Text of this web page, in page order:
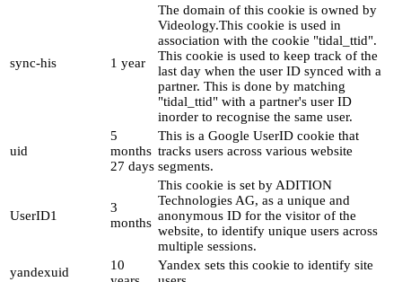
sync-his 1 year
The domain of this cookie is owned by
Videology.This cookie is used in
association with the cookie "tidal_ttid".
This cookie is used to keep track of the
last day when the user ID synced with a
partner. This is done by matching
"tidal_ttid" with a partner's user ID
inorder to recognise the same user.
uid
5
months
27 days
This is a Google UserID cookie that
tracks users across various website
segments.
UserID1
3
months
This cookie is set by ADITION
Technologies AG, as a unique and
anonymous ID for the visitor of the
website, to identify unique users across
multiple sessions.
yandexuid
10
Yandex sets this cookie to identify site